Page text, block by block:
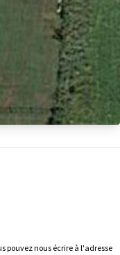
pouvez nous écrire à l'adresse